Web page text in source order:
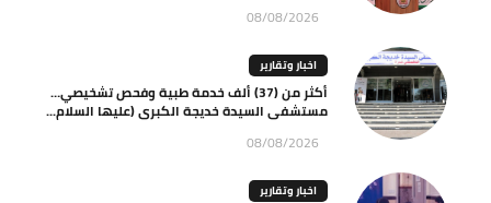
08/08/2026
اخبار وتقارير
أكثر من (37) ألف خدمة طبية وفحص تشخيصي…
مستشفى السيدة خديجة الكبرى (عليها السلام...
08/08/2026
اخبار وتقارير